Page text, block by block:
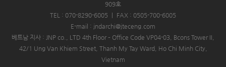
909호
TEL : 070-8290-6005
FAX : 0505-700-6005
E-mail : jndarchi@jteceng.com
베트남 지사 : JNP co., LTD 4th Floor – Office Code VP04-03, Bcons Tower II,
42/1 Ung Van Khiem Street, Thanh My Tay Ward, Ho Chi Minh City,
Vietnam